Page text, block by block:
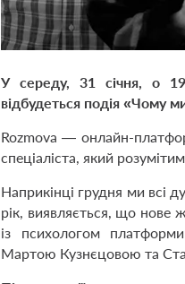
У середу, 31 січня, о
відбудеться подія «Чому
Rozmova — онлайн-
спеціаліста, який
Наприкінці грудня ми всі
рік, виявляється, що нове
із психологом
Мартою Кузнєцовою та